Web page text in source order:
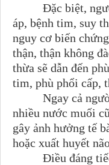
Đặc biệt, người
áp, bệnh tim, suy
nguy cơ biến
thận, thận không
thừa sẽ dẫn đến
tim, phù phổi cấp,
Ngay cả người
nhiều nước muối
gây ảnh hưởng tế
hoặc xuất huyết
Điều đáng tiếc